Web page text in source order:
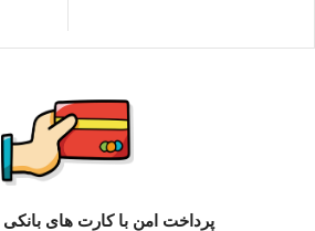
پرداخت امن با کارت های